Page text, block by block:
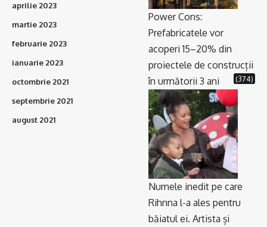
aprilie 2023
martie 2023
februarie 2023
ianuarie 2023
octombrie 2021
septembrie 2021
august 2021
Power Cons:
Prefabricatele vor
acoperi 15–20% din
proiectele de construcții
în următorii 3 ani
(374)
Numele inedit pe care
Rihnna l-a ales pentru
băiatul ei. Artista și